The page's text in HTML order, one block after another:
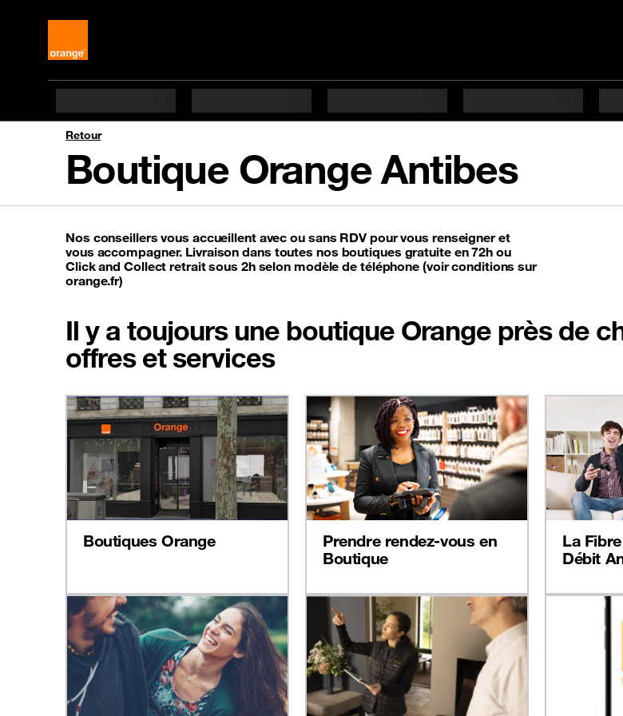
Retour
Boutique Orange Antibes
Nos conseillers vous accueillent avec ou sans RDV pour vous renseigner et
vous accompagner. Livraison dans toutes nos boutiques gratuite en 72h ou
Click and Collect retrait sous 2h selon modèle de téléphone (voir conditions sur
orange.fr)
Il y a toujours une boutique Orange près de
offres et services
Boutiques Orange
Prendre rendez-vous en
Boutique
La
Débit